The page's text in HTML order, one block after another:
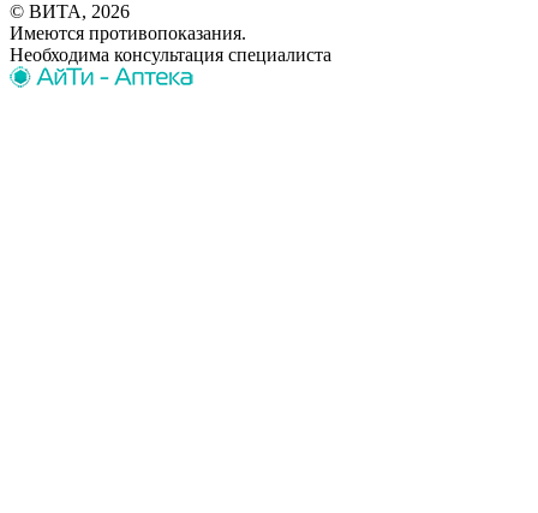
© ВИТА, 2026
Имеются противопоказания.
Необходима консультация специалиста